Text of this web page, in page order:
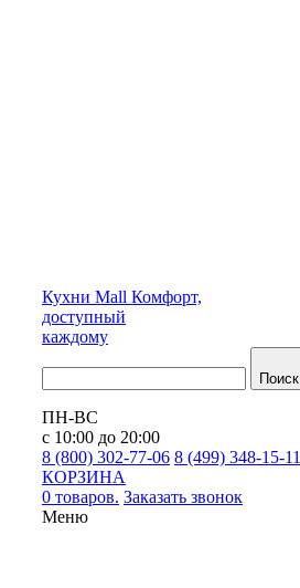
Кухни Mall Комфорт,
доступный
каждому
Поиск
ПН-ВС
с 10:00 до 20:00
8 (800) 302-77-06 8 (499) 348-15-11
КОРЗИНА
0 товаров. Заказать звонок
Меню